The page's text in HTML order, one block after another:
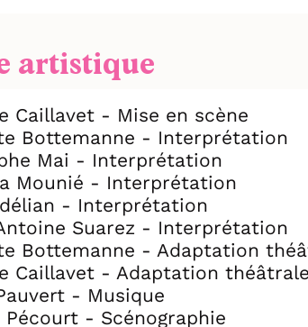
artistique
Caillavet - Mise en scène
Bottemanne - Interprétation
Mai - Interprétation
Mounié - Interprétation
- Interprétation
Suarez - Interprétation
Bottemanne - Adaptation
Caillavet - Adaptation théâtrale
- Musique
Pécourt - Scénographie